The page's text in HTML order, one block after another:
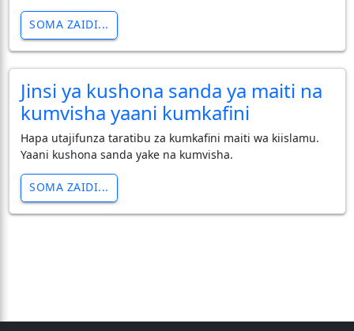
SOMA ZAIDI...
Jinsi ya kushona sanda ya maiti na
kumvisha yaani kumkafini
Hapa utajifunza taratibu za kumkafini maiti wa kiislamu.
Yaani kushona sanda yake na kumvisha.
SOMA ZAIDI...